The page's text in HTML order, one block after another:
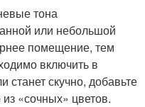
тона
или небольшой
помещение, тем
включить в
скучно, добавьте
«сочных» цветов.